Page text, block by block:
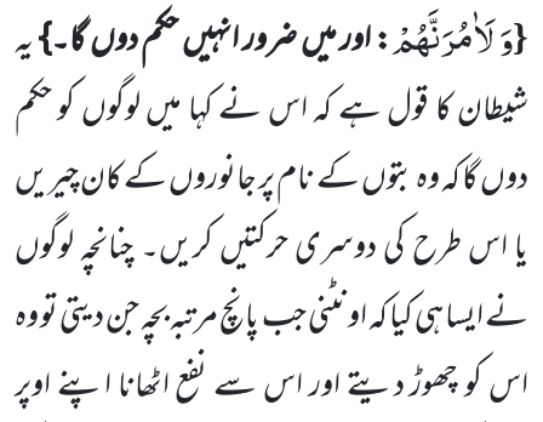
{وَ لَاٰمُرَنَّهُمْ: اور میں ضرور انہیں حکم دوں گا۔}یہ
شیطان کا قول ہے کہ اس نے کہا میں لوگوں کو حکم
دوں گا کہ وہ بتوں کے نام پر جانوروں کے کان چیریں
یا اس طرح کی دوسری حرکتیں کریں۔ چنانچہ لوگوں
نے ایسا ہی کیا کہ اونٹنی جب پانچ مرتبہ بچہ جن دیتی تو وہ
اس کو چھوڑ دیتے اور اس سے نفع اٹھانا اپنے اوپر